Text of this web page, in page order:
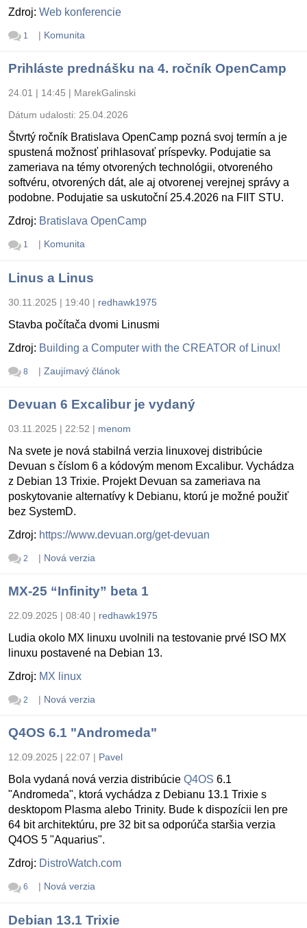
Zdroj: Web konferencie
1 | Komunita
Prihláste prednášku na 4. ročník OpenCamp
24.01 | 14:45 | MarekGalinski
Dátum udalosti: 25.04.2026
Štvrtý ročník Bratislava OpenCamp pozná svoj termín a je
spustená možnosť prihlasovať príspevky. Podujatie sa
zameriava na témy otvorených technológii, otvoreného
softvéru, otvorených dát, ale aj otvorenej verejnej správy a
podobne. Podujatie sa uskutoční 25.4.2026 na FIIT STU.
Zdroj: Bratislava OpenCamp
1 | Komunita
Linus a Linus
30.11.2025 | 19:40 | redhawk1975
Stavba počítača dvomi Linusmi
Zdroj: Building a Computer with the CREATOR of Linux!
8 | Zaujímavý článok
Devuan 6 Excalibur je vydaný
03.11.2025 | 22:52 | menom
Na svete je nová stabilná verzia linuxovej distribúcie
Devuan s číslom 6 a kódovým menom Excalibur. Vychádza
z Debian 13 Trixie. Projekt Devuan sa zameriava na
poskytovanie alternatívy k Debianu, ktorú je možné použiť
bez SystemD.
Zdroj: https://www.devuan.org/get-devuan
2 | Nová verzia
MX-25 “Infinity” beta 1
22.09.2025 | 08:40 | redhawk1975
Ludia okolo MX linuxu uvolnili na testovanie prvé ISO MX
linuxu postavené na Debian 13.
Zdroj: MX linux
2 | Nová verzia
Q4OS 6.1 "Andromeda"
12.09.2025 | 22:07 | Pavel
Bola vydaná nová verzia distribúcie Q4OS 6.1
"Andromeda", ktorá vychádza z Debianu 13.1 Trixie s
desktopom Plasma alebo Trinity. Bude k dispozícii len pre
64 bit architektúru, pre 32 bit sa odporúča staršia verzia
Q4OS 5 "Aquarius".
Zdroj: DistroWatch.com
6 | Nová verzia
Debian 13.1 Trixie